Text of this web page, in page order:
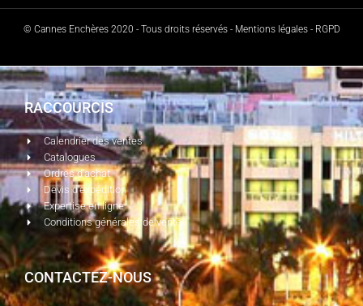
© Cannes Enchères 2020 - Tous droits réservés - Mentions légales - RGPD
RACCOURCIS
Calendrier des ventes
Catalogues
Ordres d'achat
Devis d'expédition
Expertise en ligne
Conditions générales de vente
CONTACTEZ-NOUS